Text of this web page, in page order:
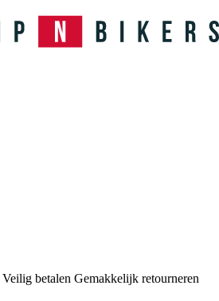
Veilig betalen Gemakkelijk retourneren